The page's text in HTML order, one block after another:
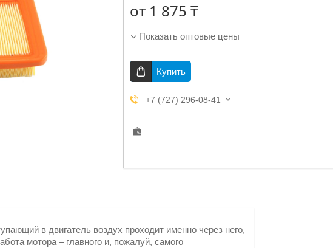
от 1 875 ₸
Показать оптовые цены
Купить
+7 (727) 296-08-41
в двигатель воздух проходит именно через него,
мотора – главного и, пожалуй, самого